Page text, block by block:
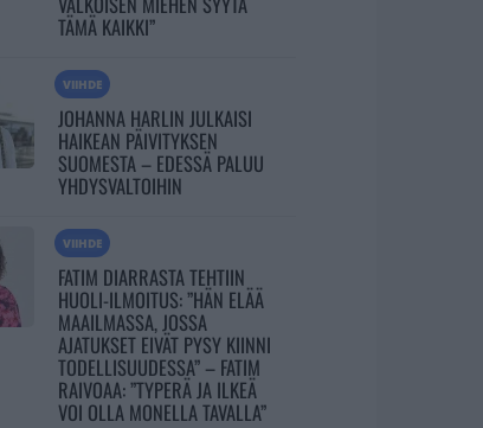
TÄMÄ KAIKKI”
VIIHDE
JOHANNA HARLIN JULKAISI
HAIKEAN PÄIVITYKSEN
SUOMESTA – EDESSÄ PALUU
YHDYSVALTOIHIN
VIIHDE
FATIM DIARRASTA TEHTIIN
HUOLI-ILMOITUS: ”HÄN ELÄÄ
MAAILMASSA, JOSSA
AJATUKSET EIVÄT PYSY KIINNI
TODELLISUUDESSA” – FATIM
RAIVOAA: ”TYPERÄ JA ILKEÄ
VOI OLLA MONELLA TAVALLA”